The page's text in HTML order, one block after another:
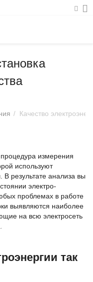
/ Качество
процедура измерения
используют
результате анализа вы
электро-
проблемах в работе
выявляются наиболее
на всю электросеть
так